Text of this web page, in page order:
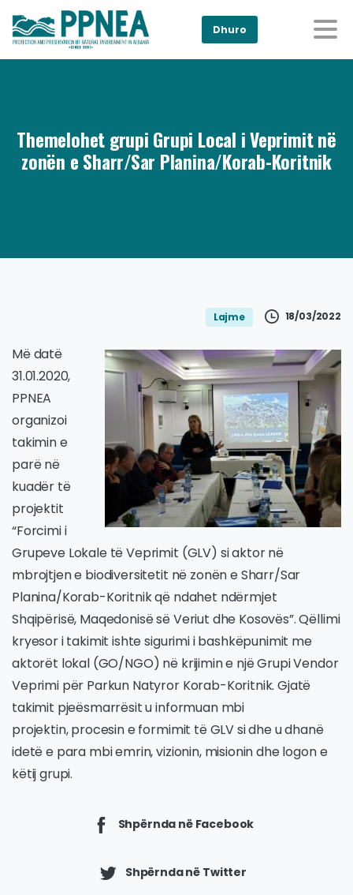
Dhuro
Themelohet grupi Grupi Local i Veprimit në
zonën e Sharr/Sar Planina/Korab-Koritnik
Lajme 18/03/2022
Më datë
31.01.2020,
PPNEA
organizoi
takimin e
parë në
kuadër të
projektit
“Forcimi i
Grupeve Lokale të Veprimit (GLV) si aktor në
mbrojtjen e biodiversitetit në zonën e Sharr/Sar
Planina/Korab-Koritnik që ndahet ndërmjet
Shqipërisë, Maqedonisë së Veriut dhe Kosovës”. Qëllimi
kryesor i takimit ishte sigurimi i bashkëpunimit me
aktorët lokal (GO/NGO) në krijimin e një Grupi Vendor
Veprimi për Parkun Natyror Korab-Koritnik. Gjatë
takimit pjeësmarrësit u informuan mbi
projektin, procesin e formimit të GLV si dhe u dhanë
idetë e para mbi emrin, vizionin, misionin dhe logon e
këtij grupi.
Shpërnda në Facebook
Shpërnda në Twitter